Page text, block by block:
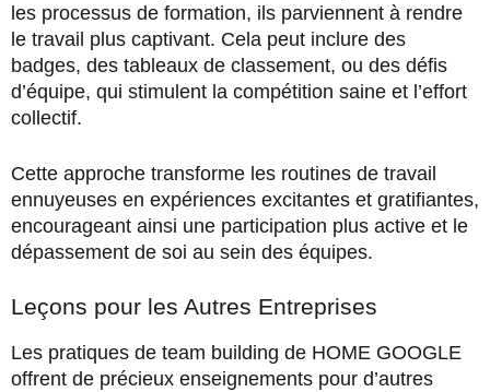
les processus de formation, ils parviennent à rendre
le travail plus captivant. Cela peut inclure des
badges, des tableaux de classement, ou des défis
d’équipe, qui stimulent la compétition saine et l’effort
collectif.
Cette approche transforme les routines de travail
ennuyeuses en expériences excitantes et gratifiantes,
encourageant ainsi une participation plus active et le
dépassement de soi au sein des équipes.
Leçons pour les Autres Entreprises
Les pratiques de team building de HOME GOOGLE
offrent de précieux enseignements pour d’autres